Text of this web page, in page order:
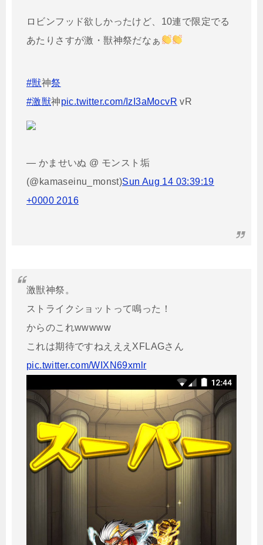
ロビンフッド欲しかったけど、10連で限定でる
あたりさすが激・獣神祭だなぁ
#獣神祭
#激獣神pic.twitter.com/IzI3aMocvR vR
— かませいぬ @ モンスト垢
(@kamaseinu_monst)Sun Aug 14 03:39:19
+0000 2016
激獣神祭。
ストライクショットって鳴った！
からのこれwwwww
これは期待ですねえええXFLAGさん
pic.twitter.com/WIXN69xmlr